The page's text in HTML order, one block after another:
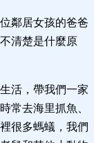
鄰居女孩的爸爸
清楚是什麼原
活，帶我們一家
常去海里抓魚、
很多螞蟻，我們